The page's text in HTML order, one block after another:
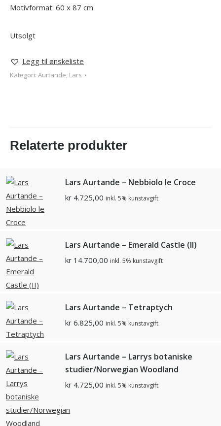
Motivformat: 60 x 87 cm
Utsolgt
Legg til ønskeliste
Kategori: Aurtande, Lars
Relaterte produkter
Lars Aurtande – Nebbiolo le Croce
kr 4.725,00 inkl. 5% kunstavgift
Lars Aurtande – Emerald Castle (II)
kr 14.700,00 inkl. 5% kunstavgift
Lars Aurtande – Tetraptych
kr 6.825,00 inkl. 5% kunstavgift
Lars Aurtande – Larrys botaniske
studier/Norwegian Woodland
kr 4.725,00 inkl. 5% kunstavgift